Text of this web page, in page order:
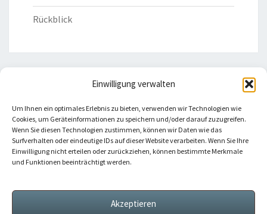
Einwilligung verwalten
Um Ihnen ein optimales Erlebnis zu bieten, verwenden wir Technologien wie
Cookies, um Geräteinformationen zu speichern und/oder darauf zuzugreifen.
Wenn Sie diesen Technologien zustimmen, können wir Daten wie das
Surfverhalten oder eindeutige IDs auf dieser Website verarbeiten. Wenn Sie Ihre
Einwilligung nicht erteilen oder zurückziehen, können bestimmte Merkmale
und Funktionen beeinträchtigt werden.
Akzeptieren
Rückblick
Bistum Eichstätt
Caritas Verband